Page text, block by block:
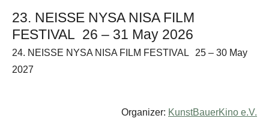
23. NEISSE NYSA NISA FILM
FESTIVAL 26 – 31 May 2026
24. NEISSE NYSA NISA FILM FESTIVAL
25 – 30 May
2027
Organizer: KunstBauerKino e.V.